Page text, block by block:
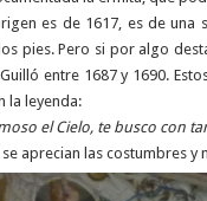
es de 1617, es de una
pies. Pero si por algo
entre 1687 y 1690.
la leyenda:
el Cielo, te busco con
se aprecian las costumbres